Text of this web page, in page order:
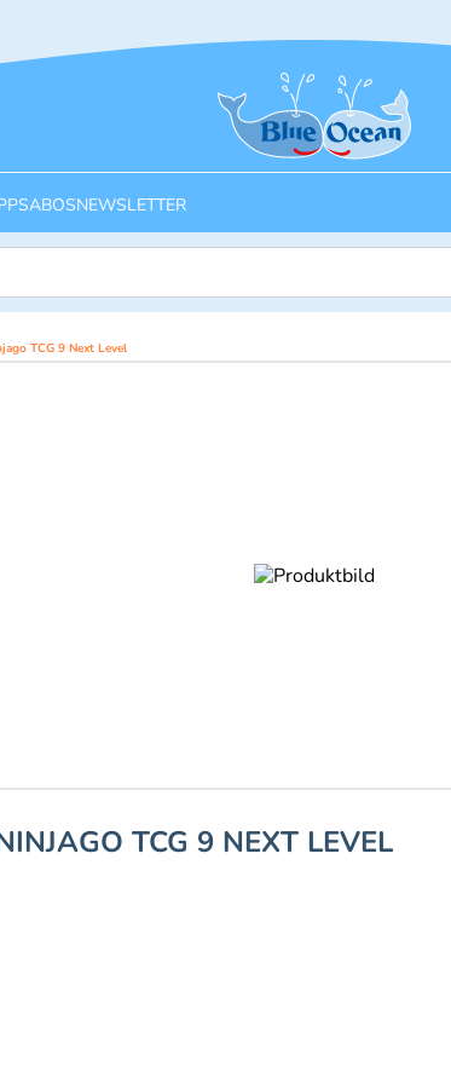
Startseite
ABOSNEWSLETTER
TCG 9 Next Level
TCG 9 NEXT LEVEL